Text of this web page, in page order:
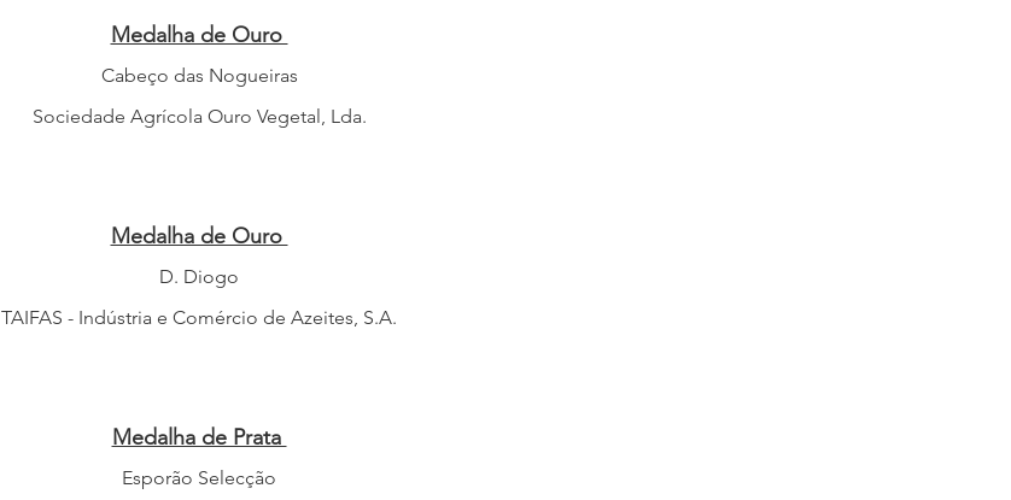
Medalha de Ouro
Cabeço das Nogueiras
Sociedade Agrícola Ouro Vegetal, Lda.
Medalha de Ouro
D. Diogo
TAIFAS - Indústria e Comércio de Azeites, S.A.
Medalha de Prata
Esporão Selecção